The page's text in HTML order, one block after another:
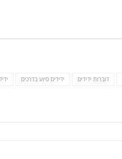
דוברות ידידים ידידים סיוע בדרכים